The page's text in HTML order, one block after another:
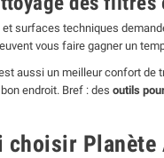
surfaces techniques
vous faire gagner un
aussi un meilleur confort
endroit. Bref : des outils
choisir